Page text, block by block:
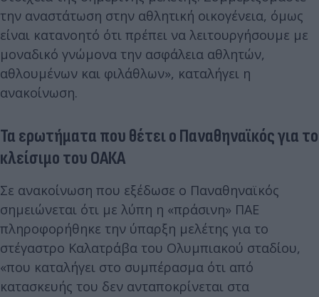
την αναστάτωση στην αθλητική οικογένεια, όμως
είναι κατανοητό ότι πρέπει να λειτουργήσουμε με
μοναδικό γνώμονα την ασφάλεια αθλητών,
αθλουμένων και φιλάθλων», καταλήγει η
ανακοίνωση.
Τα ερωτήματα που θέτει ο Παναθηναϊκός για το
κλείσιμο του ΟΑΚΑ
Σε ανακοίνωση που εξέδωσε ο Παναθηναϊκός
σημειώνεται ότι με λύπη η «πράσινη» ΠΑΕ
πληροφορήθηκε την ύπαρξη μελέτης για το
στέγαστρο Καλατράβα του Ολυμπιακού σταδίου,
«που καταλήγει στο συμπέρασμα ότι από
κατασκευής του δεν ανταποκρίνεται στα